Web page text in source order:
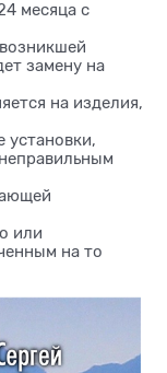
месяца с
замену на
на изделия,
или
на то